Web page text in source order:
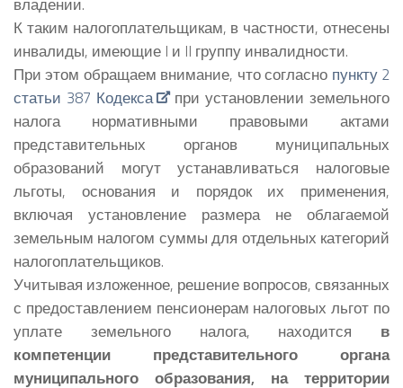
К таким налогоплательщикам, в частности, отнесены
инвалиды, имеющие I и II группу инвалидности.
При этом обращаем внимание, что согласно пункту 2
статьи 387 Кодекса
при установлении земельного
налога нормативными правовыми актами
представительных органов муниципальных
образований могут устанавливаться налоговые
льготы, основания и порядок их применения,
включая установление размера не облагаемой
земельным налогом суммы для отдельных категорий
налогоплательщиков.
Учитывая изложенное, решение вопросов, связанных
с предоставлением пенсионерам налоговых льгот по
уплате земельного налога, находится в
компетенции представительного органа
муниципального образования, на территории